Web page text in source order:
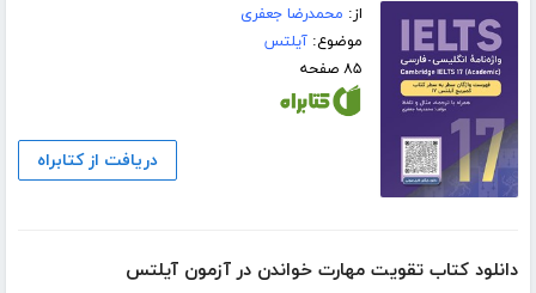
از: محمدرضا جعفری
موضوع:آیلتس
۸۵ صفحه
دریافت از کتابراه
دانلود کتاب تقویت مهارت خواندن در آزمون آیلتس